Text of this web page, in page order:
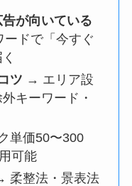
が向いている
ドで「今すぐ
ツ → エリア設
キーワード・
単価50〜300
可能
柔整法・景表法